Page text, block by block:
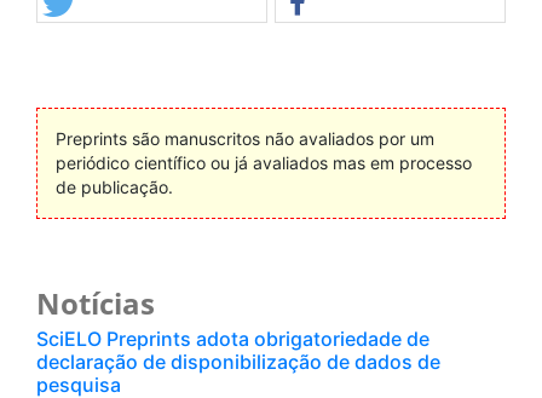
Preprints são manuscritos não avaliados por um
periódico científico ou já avaliados mas em processo
de publicação.
Notícias
SciELO Preprints adota obrigatoriedade de
declaração de disponibilização de dados de
pesquisa